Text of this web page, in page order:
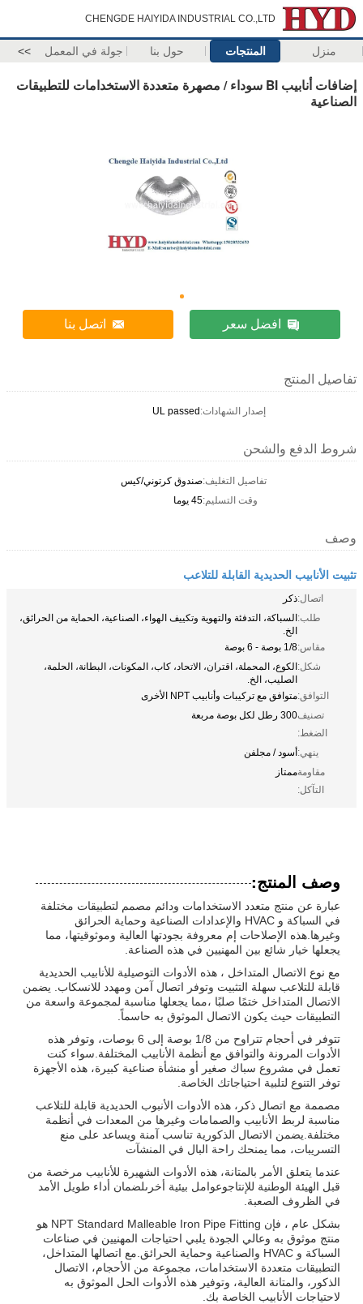
CHENGDE HAIYIDA INDUSTRIAL CO.,LTD
منزل المنتجات حول بنا جولة في المعمل >>
إضافات أنابيب BI سوداء / مصهرة متعددة الاستخدامات للتطبيقات
الصناعية
افضل سعر اتصل بنا
تفاصيل المنتج
إصدار الشهادات:UL passed
شروط الدفع والشحن
تفاصيل التغليف:صندوق كرتوني/كيس
وقت التسليم:45 يوما
وصف
تثبيت الأنابيب الحديدية القابلة للتلاعب
اتصال:ذكر
طلب:السباكة، التدفئة والتهوية وتكييف الهواء، الصناعية، الحماية من الحرائق،
الخ.
مقاس:1/8 بوصة - 6 بوصة
شكل:الكوع، المحملة، اقتران، الاتحاد، كاب، المكونات، البطانة، الحلمة،
الصليب، الخ.
التوافق:متوافق مع تركيبات وأنابيب NPT الأخرى
تصنيف
الضغط:
300 رطل لكل بوصة مربعة
ينهي:أسود / مجلفن
مقاومة
التآكل:
ممتاز
وصف المنتج:
عبارة عن منتج متعدد الاستخدامات ودائم مصمم لتطبيقات مختلفة
في السباكة و HVAC والإعدادات الصناعية وحماية الحرائق
وغيرها.هذه الإصلاحات إم معروفة بجودتها العالية وموثوقيتها، مما
يجعلها خيار شائع بين المهنيين في هذه الصناعة.
مع نوع الاتصال المتداخل ، هذه الأدوات التوصيلية للأنابيب الحديدية
قابلة للتلاعب سهلة التثبيت وتوفر اتصال آمن ومهدد للانسكاب. يضمن
الاتصال المتداخل ختمًا صلبًا ،مما يجعلها مناسبة لمجموعة واسعة من
التطبيقات حيث يكون الاتصال الموثوق به حاسماً.
تتوفر في أحجام تتراوح من 1/8 بوصة إلى 6 بوصات، وتوفر هذه
الأدوات المرونة والتوافق مع أنظمة الأنابيب المختلفة.سواء كنت
تعمل في مشروع سباك صغير أو منشأة صناعية كبيرة، هذه الأجهزة
توفر التنوع لتلبية احتياجاتك الخاصة.
مصممة مع اتصال ذكر، هذه الأدوات الأنبوب الحديدية قابلة للتلاعب
مناسبة لربط الأنابيب والصمامات وغيرها من المعدات في أنظمة
مختلفة.يضمن الاتصال الذكورية تناسب آمنة ويساعد على منع
التسريبات، مما يمنحك راحة البال في المنشآت
عندما يتعلق الأمر بالمتانة، هذه الأدوات الشهيرة للأنابيب مرخصة من
قبل الهيئة الوطنية للإنتاجوعوامل بيئية أخرىلضمان أداء طويل الأمد
في الظروف الصعبة.
بشكل عام ، فإن NPT Standard Malleable Iron Pipe Fitting هو
منتج موثوق به وعالي الجودة يلبي احتياجات المهنيين في صناعات
السباكة و HVAC والصناعية وحماية الحرائق.مع اتصالها المتداخل،
التطبيقات متعددة الاستخدامات، مجموعة من الأحجام، الاتصال
الذكور، والمتانة العالية، وتوفير هذه الأدوات الحل الموثوق به
لاحتياجات الأنابيب الخاصة بك.